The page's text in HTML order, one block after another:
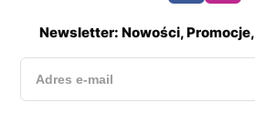
Newsletter: Nowości, Promocje,